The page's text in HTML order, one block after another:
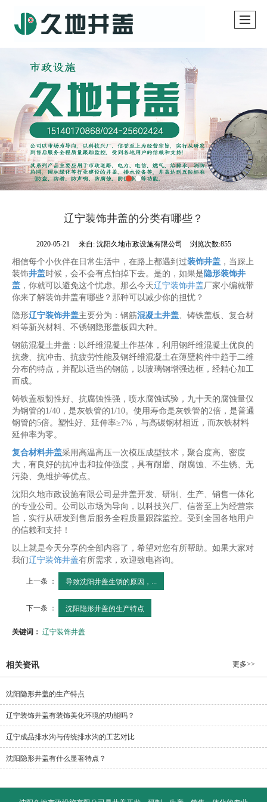
辽宁装饰井盖的分类有哪些？
2020-05-21 来自: 沈阳久地市政设施有限公司 浏览次数:855
相信每个小伙伴在日常生活中，在路上都遇到过装饰井盖，当踩上
装饰井盖时候，会不会有点怕掉下去。是的，如果是 隐形装饰井
盖，你就可以避免这个忧虑。那么今天辽宁装饰井盖厂家小编就带
你来了解装饰井盖有哪些？那种可以减少你的担忧？
隐形辽宁装饰井盖主要分为：钢筋混凝土井盖、铸铁盖板、复合材
料等新兴材料、不锈钢隐形盖板四大种。
钢筋混凝土井盖：以纤维混凝土作基体，利用钢纤维混凝土优良的
抗袭、抗冲击、抗疲劳性能及钢纤维混凝土在薄壁构件中趋于二维
分布的特点，并配以适当的钢筋，以玻璃钢增强边框，经精心加工
而成。
铸铁盖板韧性好、抗腐蚀性强，喷水腐蚀试验，九十天的腐蚀量仅
为钢管的1/40，是灰铁管的1/10。使用寿命是灰铁管的2倍，是普通
钢管的5倍。塑性好、延伸率≥7%，与高碳钢材相近，而灰铁材料
延伸率为零。
复合材料井盖采用高温高压一次模压成型技术，聚合度高、密度
大，有良好的抗冲击和拉伸强度，具有耐磨、耐腐蚀、不生锈、无
污染、免维护等优点。
沈阳久地市政设施有限公司是井盖开发、研制、生产、销售一体化
的专业公司。公司以市场为导向，以科技兴厂、信誉至上为经营宗
旨，实行从研发到售后服务全程质量跟踪监控。受到全国各地用户
的信赖和支持！
以上就是今天分享的全部内容了，希望对您有所帮助。如果大家对
我们辽宁装饰井盖有所需求，欢迎致电咨询。
上一条 ： 导致沈阳井盖生锈的原因，...
下一条 ： 沈阳隐形井盖的生产特点
关键词： 辽宁装饰井盖
相关资讯 更多>>
沈阳隐形井盖的生产特点
辽宁装饰井盖有装饰美化环境的功能吗？
辽宁成品排水沟与传统排水沟的工艺对比
沈阳隐形井盖有什么显著特点？